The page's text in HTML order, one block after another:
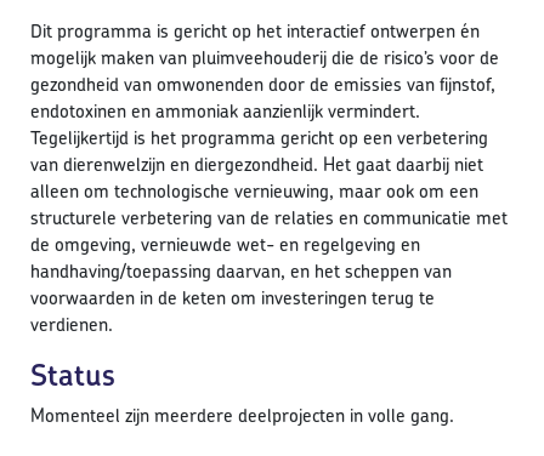
Dit programma is gericht op het interactief ontwerpen én
mogelijk maken van pluimveehouderij die de risico’s voor de
gezondheid van omwonenden door de emissies van fijnstof,
endotoxinen en ammoniak aanzienlijk vermindert.
Tegelijkertijd is het programma gericht op een verbetering
van dierenwelzijn en diergezondheid. Het gaat daarbij niet
alleen om technologische vernieuwing, maar ook om een
structurele verbetering van de relaties en communicatie met
de omgeving, vernieuwde wet- en regelgeving en
handhaving/toepassing daarvan, en het scheppen van
voorwaarden in de keten om investeringen terug te
verdienen.
Status
Momenteel zijn meerdere deelprojecten in volle gang.